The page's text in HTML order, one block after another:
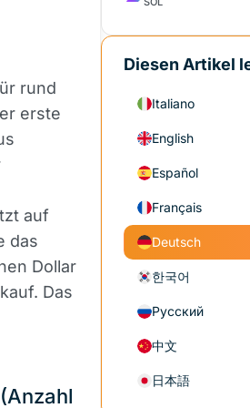
rund
erste
auf
das
Dollar
Das
Diesen Artikel
Italiano
English
Español
Français
Deutsch
한국어
Русский
中文
日本語